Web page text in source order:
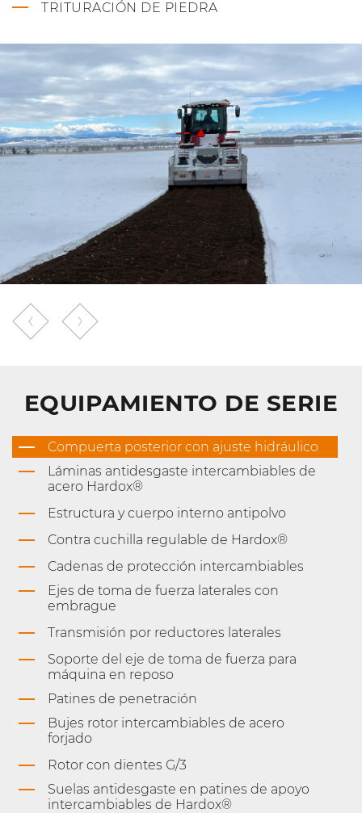
TRITURACIÓN DE PIEDRA
EQUIPAMIENTO DE SERIE
Compuerta posterior con ajuste hidráulico
Láminas antidesgaste intercambiables de
acero Hardox®
Estructura y cuerpo interno antipolvo
Contra cuchilla regulable de Hardox®
Cadenas de protección intercambiables
Ejes de toma de fuerza laterales con
embrague
Transmisión por reductores laterales
Soporte del eje de toma de fuerza para
máquina en reposo
Patines de penetración
Bujes rotor intercambiables de acero
forjado
Rotor con dientes G/3
Suelas antidesgaste en patines de apoyo
intercambiables de Hardox®